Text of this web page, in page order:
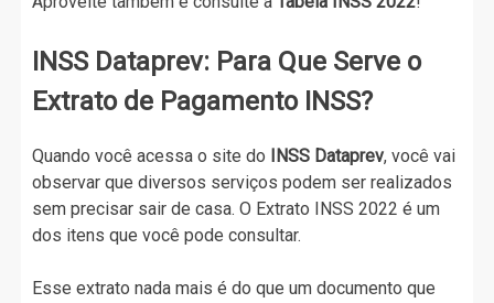
INSS Dataprev: Para Que Serve o
Extrato de Pagamento INSS?
Quando você acessa o site do INSS Dataprev, você vai
observar que diversos serviços podem ser realizados
sem precisar sair de casa. O Extrato INSS 2022 é um
dos itens que você pode consultar.
Esse extrato nada mais é do que um documento que